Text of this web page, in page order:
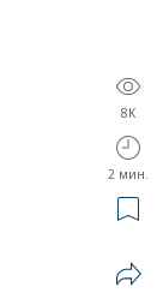
8K
2 мин.